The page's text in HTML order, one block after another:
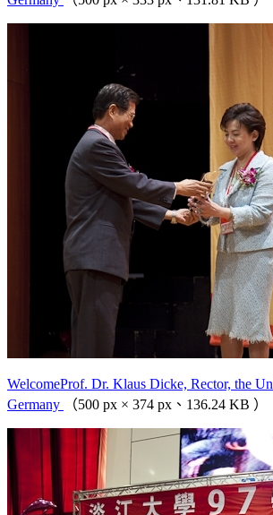
WelcomeProf. Dr. Klaus Dicke, Rector, the
Germany
（500 px × 374 px、136.24 KB ）